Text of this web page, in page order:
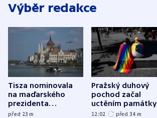
Výběr redakce
Tisza nominovala
na maďarského
prezidenta
bývalého šéfa
před 23m
Pražský duhový
pochod začal
uctěním památky
obětí berlínského
12:02 před 34 m